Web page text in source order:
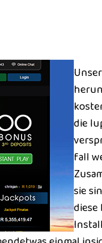
die
fall
sie
diese